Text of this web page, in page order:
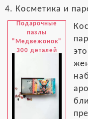
4. Косметика и
Подарочные
пазлы
"Медвежонок"
300 деталей